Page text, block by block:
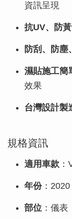
資訊呈現
抗UV、防
防刮、防塵
濕貼施工簡
效果
台灣設計製
規格資訊
適用車款
年份：2020
部位 ：儀表